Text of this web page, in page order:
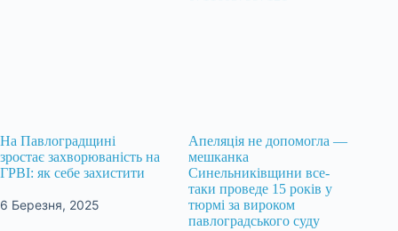
На Павлоградщині
зростає захворюваність на
ГРВІ: як себе захистити
6 Березня, 2025
Апеляція не допомогла —
мешканка
Синельниківщини все-
таки проведе 15 років у
тюрмі за вироком
павлоградського суду